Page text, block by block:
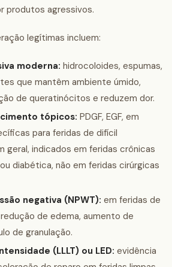
produtos agressivos.
legítimas incluem:
moderna: hidrocoloides, espumas,
que mantêm ambiente úmido,
de queratinócitos e reduzem dor.
tópicos: PDGF, EGF, em
para feridas de difícil
geral, indicados em feridas crônicas
diabética, não em feridas cirúrgicas
negativa (NPWT): em feridas de
de edema, aumento de
de granulação.
(LLLT) ou LED: evidência